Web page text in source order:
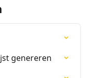
genereren